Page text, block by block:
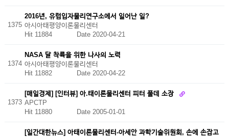
1375
2016년, 유럽입자물리연구소에서 일어난 일?
아시아태평양이론물리센터
Hit 11884 Date 2020-04-21
1374
NASA 달 착륙을 위한 나사의 노력
아시아태평양이론물리센터
Hit 11882 Date 2020-04-22
1373
[매일경제] [인터뷰] 아.태이론물리센터 피터 풀데 소장
APCTP
Hit 11880
Date 2005-01-01
[일간대한뉴스] 아태이론물리센터-아세안 과학기술위원회, 손에 손잡고